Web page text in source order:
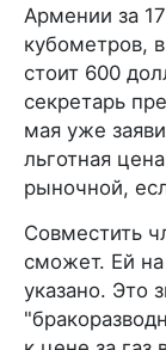
Армении за
кубометров,
стоит 600
секретарь
мая уже
льготная
рыночной,
Совместить
сможет. Ей
указано. Это